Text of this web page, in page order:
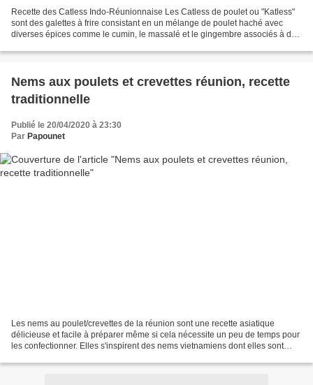
Recette des Catless Indo-Réunionnaise Les Catless de poulet ou "Katless"
sont des galettes à frire consistant en un mélange de poulet haché avec
diverses épices comme le cumin, le massalé et le gingembre associés à des
Nems aux poulets et crevettes réunion, recette
traditionnelle
Publié le 20/04/2020 à 23:30
Par Papounet
Les nems au poulet/crevettes de la réunion sont une recette asiatique
délicieuse et facile à préparer même si cela nécessite un peu de temps pour
les confectionner. Elles s'inspirent des nems vietnamiens dont elles sont